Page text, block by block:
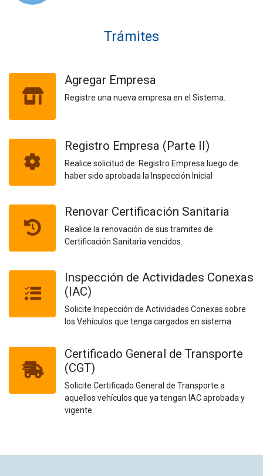
Trámites
Agregar Empresa
Registre una nueva empresa en el Sistema.
Registro Empresa (Parte II)
Realice solicitud de Registro Empresa luego de
haber sido aprobada la Inspección Inicial
Renovar Certificación Sanitaria
Realice la renovación de sus tramites de
Certificación Sanitaria vencidos.
Inspección de Actividades Conexas
(IAC)
Solicite Inspección de Actividades Conexas sobre
los Vehículos que tenga cargados en sistema.
Certificado General de Transporte
(CGT)
Solicite Certificado General de Transporte a
aquellos vehículos que ya tengan IAC aprobada y
vigente.